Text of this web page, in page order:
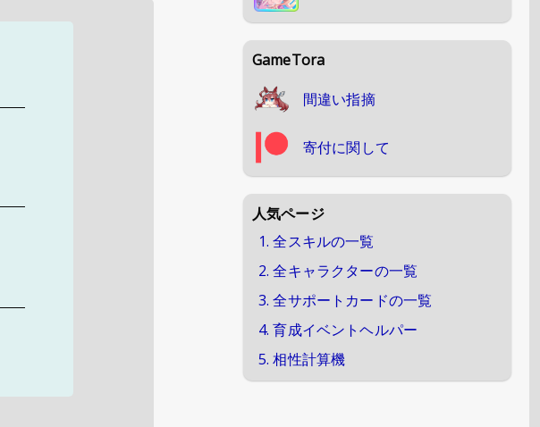
GameTora
間違い指摘
寄付に関して
人気ページ
1. 全スキルの一覧
2. 全キャラクターの一覧
3. 全サポートカードの一覧
4. 育成イベントヘルパー
5. 相性計算機